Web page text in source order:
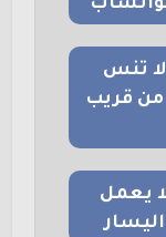
تنس
من قريب
يعمل